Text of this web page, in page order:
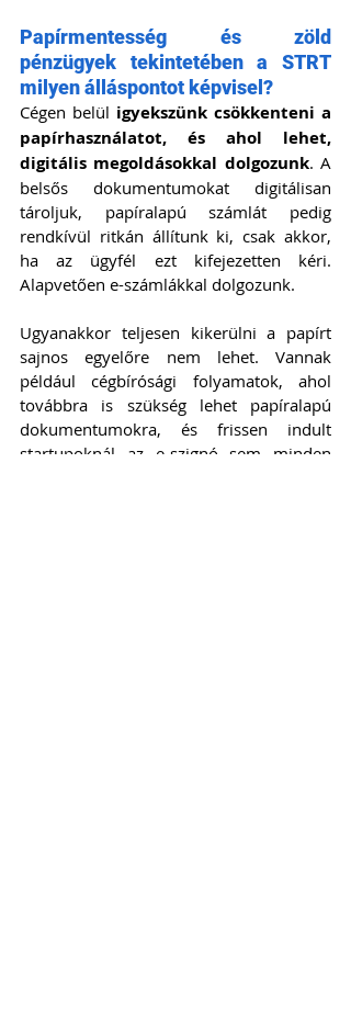
Papírmentesség és zöld
pénzügyek tekintetében a STRT
milyen álláspontot képvisel?
Cégen belül igyekszünk csökkenteni a
papírhasználatot, és ahol lehet,
digitális megoldásokkal dolgozunk. A
belsős dokumentumokat digitálisan
tároljuk, papíralapú számlát pedig
rendkívül ritkán állítunk ki, csak akkor,
ha az ügyfél ezt kifejezetten kéri.
Alapvetően e-számlákkal dolgozunk.
Ugyanakkor teljesen kikerülni a papírt
sajnos egyelőre nem lehet. Vannak
például cégbírósági folyamatok, ahol
továbbra is szükség lehet papíralapú
dokumentumokra, és frissen indult
startupoknál az e-szignó sem minden